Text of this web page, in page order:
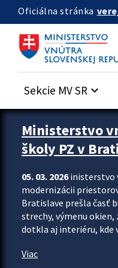
Preskocit na hlavný obsah
Oficiálna stránka
Sekcie MV SR keyboard_arrow_down
Ministerstvo
školy PZ v
05. 03. 2026inisterstvo
modernizácii
Bratislave prešla časť
strechy, výmenu
dotkla aj interiéru, kde
Viac